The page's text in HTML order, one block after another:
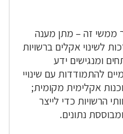
ממשי זה – מתן מענה
לשינוי אקלים ברשויות
ומנגישים ידע
להתמודדות עם שינויי
אקלימית מקומית;
הרשויות כדי לייצר
נתונים.